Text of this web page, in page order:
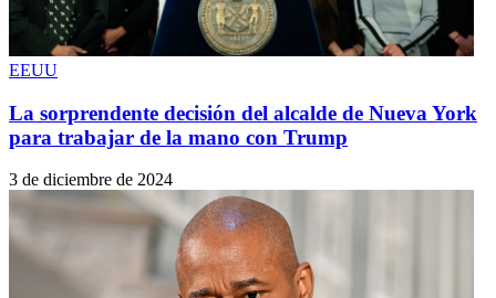
EEUU
La sorprendente decisión del alcalde de Nueva York
para trabajar de la mano con Trump
3 de diciembre de 2024